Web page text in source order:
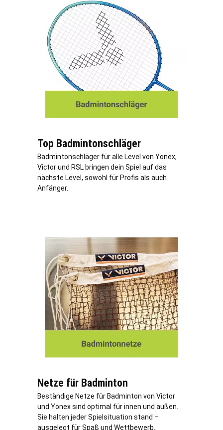
Top Badmintonschläger
Badmintonschläger für alle Level von Yonex,
Victor und RSL bringen dein Spiel auf das
nächste Level, sowohl für Profis als auch
Anfänger.
Netze für Badminton
Beständige Netze für Badminton von Victor
und Yonex sind optimal für innen und außen.
Sie halten jeder Spielsituation stand –
ausgelegt für Spaß und Wettbewerb.